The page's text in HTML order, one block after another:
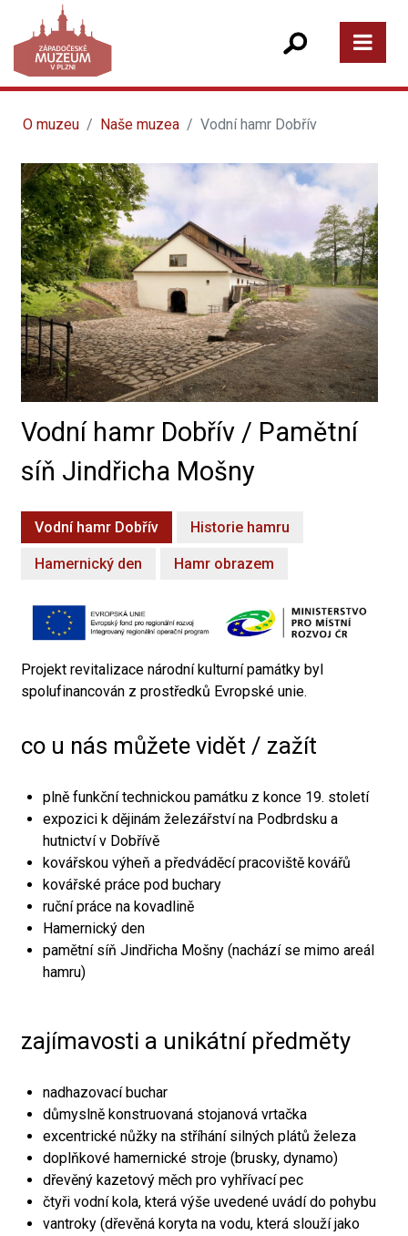
O muzeu Naše muzea Vodní hamr Dobřív
Vodní hamr Dobřív / Pamětní
síň Jindřicha Mošny
Vodní hamr Dobřív Historie hamru
Hamernický den Hamr obrazem
Projekt revitalizace národní kulturní památky byl
spolufinancován z prostředků Evropské unie.
co u nás můžete vidět / zažít
plně funkční technickou památku z konce 19. století
expozici k dějinám železářství na Podbrdsku a
hutnictví v Dobřívě
kovářskou výheň a předváděcí pracoviště kovářů
kovářské práce pod buchary
ruční práce na kovadlině
Hamernický den
pamětní síň Jindřicha Mošny (nachází se mimo areál
hamru)
zajímavosti a unikátní předměty
nadhazovací buchar
důmyslně konstruovaná stojanová vrtačka
excentrické nůžky na stříhání silných plátů železa
doplňkové hamernické stroje (brusky, dynamo)
dřevěný kazetový měch pro vyhřívací pec
čtyři vodní kola, která výše uvedené uvádí do pohybu
vantroky (dřevěná koryta na vodu, která slouží jako